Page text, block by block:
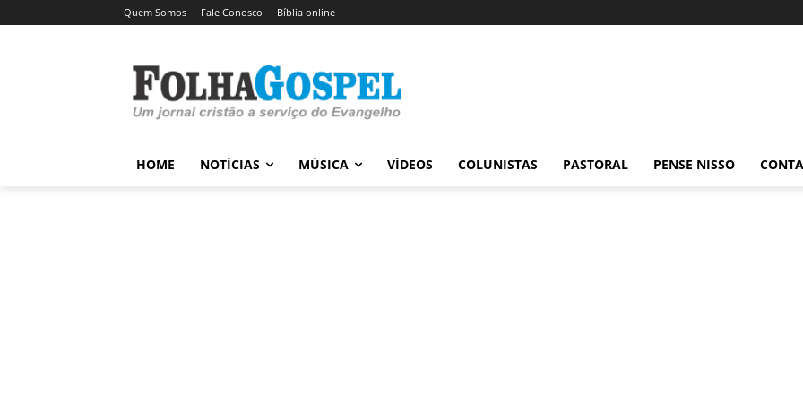
Quem Somos Fale Conosco Bíblia online
HOME NOTÍCIAS MÚSICA VÍDEOS COLUNISTAS PASTORAL PENSE NISSO